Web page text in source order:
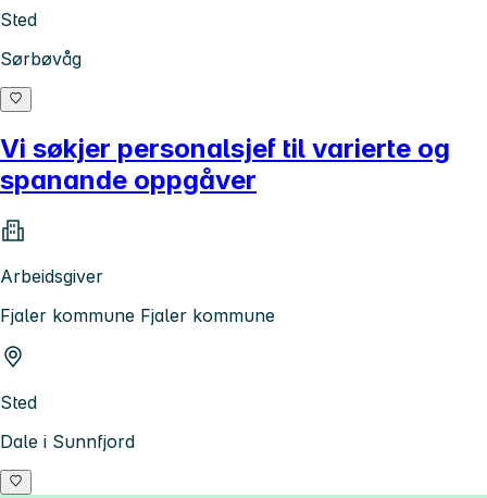
Sted
Sørbøvåg
Vi søkjer personalsjef til varierte og
spanande oppgåver
Arbeidsgiver
Fjaler kommune Fjaler kommune
Sted
Dale i Sunnfjord